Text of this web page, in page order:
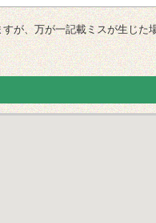
が、万が一記載ミスが生じた